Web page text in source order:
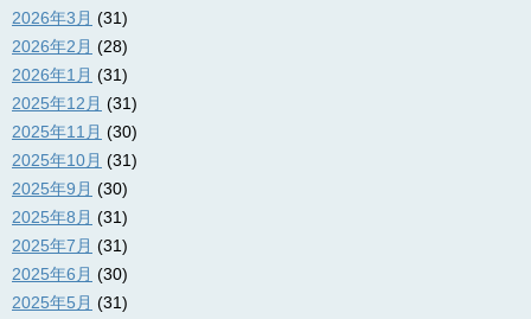
2026年3月 (31)
2026年2月 (28)
2026年1月 (31)
2025年12月 (31)
2025年11月 (30)
2025年10月 (31)
2025年9月 (30)
2025年8月 (31)
2025年7月 (31)
2025年6月 (30)
2025年5月 (31)